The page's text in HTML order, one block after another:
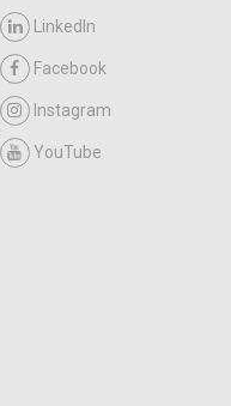
LinkedIn
Facebook
Instagram
YouTube